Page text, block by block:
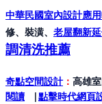
中華民國室內設計應
修、裝潢、 老屋翻新
調清洗推薦
奇點空間設計： 高雄
閱讀 |點擊時代網頁